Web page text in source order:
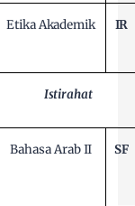
EtikaAkademik IR
Istirahat
BahasaArabII SF